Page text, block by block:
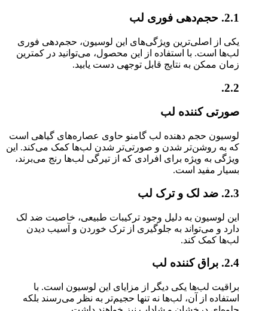
2.1. حجم‌دهی فوری لب
یکی از اصلی‌ترین ویژگی‌های این لوسیون، حجم‌دهی فوری
لب‌ها است. با استفاده از این محصول، می‌توانید در کمترین
زمان ممکن به نتایج قابل توجهی دست یابید.
2.2.
صورتی کننده لب
لوسیون حجم دهنده لب گامنو حاوی عصاره‌های گیاهی است
که به روشن‌تر شدن و صورتی‌تر شدن لب‌ها کمک می‌کند. این
ویژگی به ویژه برای افرادی که از تیرگی لب‌ها رنج می‌برند،
بسیار مفید است.
2.3. ضد لک و ترک لب
این لوسیون به دلیل وجود ترکیبات طبیعی، خاصیت ضد لک
دارد و می‌تواند به جلوگیری از ترک خوردن و آسیب دیدن
لب‌ها کمک کند.
2.4. براق کننده لب
براقیت لب‌ها یکی دیگر از مزایای این لوسیون است. با
استفاده از آن، لب‌ها نه تنها حجیم‌تر به نظر می‌رسند بلکه